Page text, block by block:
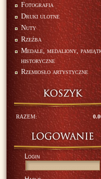
Fotografia
Druki ulotne
Nuty
Rzeźba
Medale, medaliony,
historyczne
Rzemiosło artystyczne
RAZEM:
Login